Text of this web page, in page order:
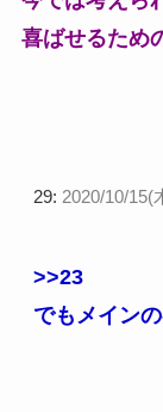
喜ばせるため
29: 2020/10/15(
>>23
でもメイン